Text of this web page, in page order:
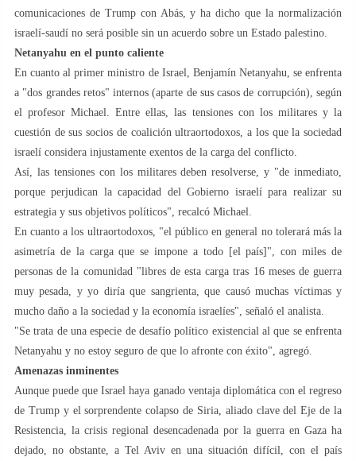
comunicaciones de Trump con Abás, y ha dicho que la normalización
israelí-saudí no será posible sin un acuerdo sobre un Estado palestino.
Netanyahu en el punto caliente
En cuanto al primer ministro de Israel, Benjamín Netanyahu, se enfrenta
a "dos grandes retos" internos (aparte de sus casos de corrupción), según
el profesor Michael. Entre ellas, las tensiones con los militares y la
cuestión de sus socios de coalición ultraortodoxos, a los que la sociedad
israelí considera injustamente exentos de la carga del conflicto.
Así, las tensiones con los militares deben resolverse, y "de inmediato,
porque perjudican la capacidad del Gobierno israelí para realizar su
estrategia y sus objetivos políticos", recalcó Michael.
En cuanto a los ultraortodoxos, "el público en general no tolerará más la
asimetría de la carga que se impone a todo [el país]", con miles de
personas de la comunidad "libres de esta carga tras 16 meses de guerra
muy pesada, y yo diría que sangrienta, que causó muchas víctimas y
mucho daño a la sociedad y la economía israelíes", señaló el analista.
"Se trata de una especie de desafío político existencial al que se enfrenta
Netanyahu y no estoy seguro de que lo afronte con éxito", agregó.
Amenazas inminentes
Aunque puede que Israel haya ganado ventaja diplomática con el regreso
de Trump y el sorprendente colapso de Siria, aliado clave del Eje de la
Resistencia, la crisis regional desencadenada por la guerra en Gaza ha
dejado, no obstante, a Tel Aviv en una situación difícil, con el país